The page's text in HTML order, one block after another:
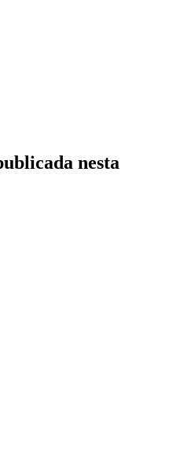
nesta